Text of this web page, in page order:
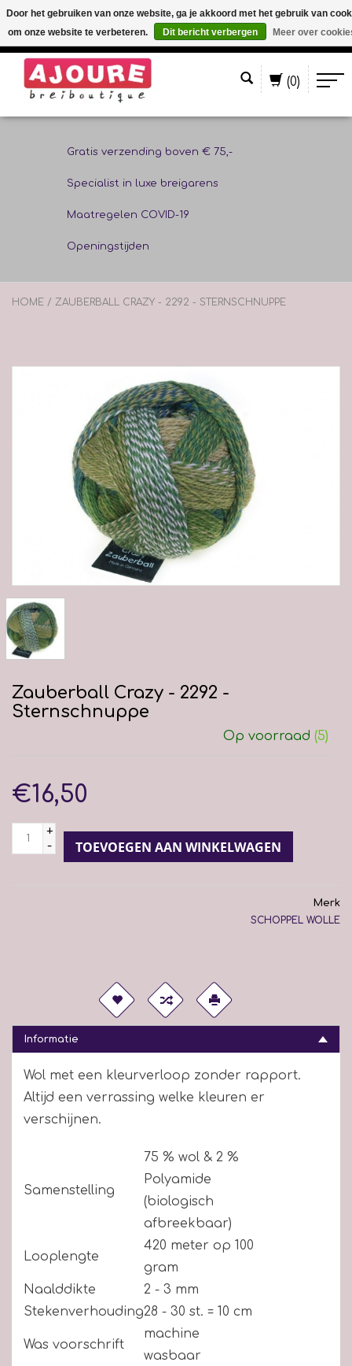
(0)
Gratis verzending boven € 75,-
Specialist in luxe breigarens
Maatregelen COVID-19
Openingstijden
HOME / ZAUBERBALL CRAZY - 2292 - STERNSCHNUPPE
Zauberball Crazy - 2292 -
Sternschnuppe
Op voorraad (5)
€16,50
+
-
TOEVOEGEN AAN WINKELWAGEN
Merk
SCHOPPEL WOLLE
Informatie
Wol met een kleurverloop zonder rapport.
Altijd een verrassing welke kleuren er
verschijnen.
Samenstelling
75 % wol & 2 %
Polyamide
(biologisch
afbreekbaar)
Looplengte
420 meter op 100
gram
Naalddikte
2 - 3 mm
Stekenverhouding28 - 30 st. = 10 cm
Was voorschrift
machine
wasbaar
Door het gebruiken van onze website, ga je akkoord met het gebruik van
om onze website te verbeteren.
Dit bericht verbergen Meer over